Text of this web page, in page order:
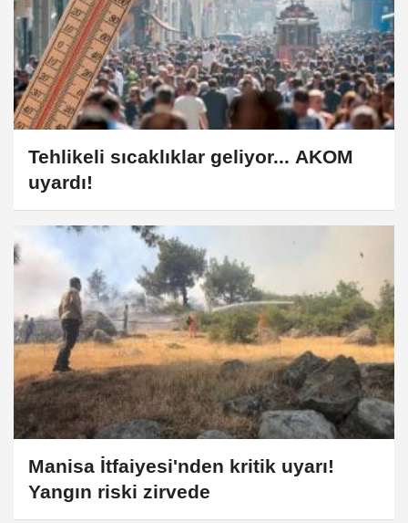
Tehlikeli sıcaklıklar geliyor... AKOM
uyardı!
Manisa İtfaiyesi'nden kritik uyarı!
Yangın riski zirvede